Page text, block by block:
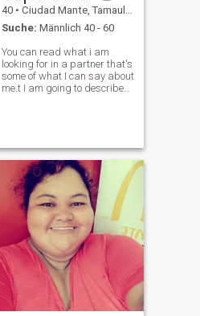
40 • Ciudad Mante, Tamaulipas, Mexiko
Suche: Männlich 40 - 60
You can read what i am
looking for in a partner that's
some of what I can say about
me.t I am going to describe
wildest or cr